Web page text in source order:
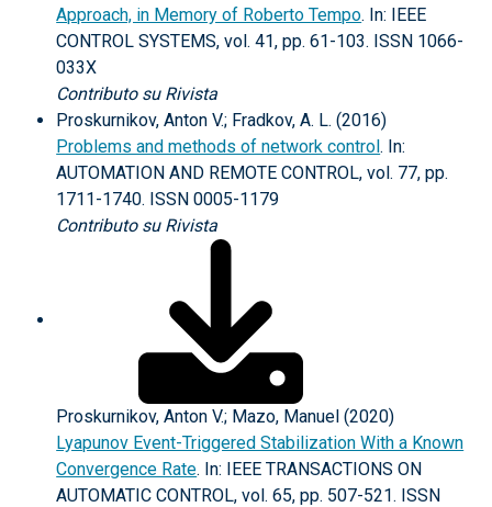
Approach, in Memory of Roberto Tempo. In: IEEE
CONTROL SYSTEMS, vol. 41, pp. 61-103. ISSN 1066-
033X
Contributo su Rivista
Proskurnikov, Anton V.; Fradkov, A. L. (2016)
Problems and methods of network control. In:
AUTOMATION AND REMOTE CONTROL, vol. 77, pp.
1711-1740. ISSN 0005-1179
Contributo su Rivista
Proskurnikov, Anton V.; Mazo, Manuel (2020)
Lyapunov Event-Triggered Stabilization With a Known
Convergence Rate. In: IEEE TRANSACTIONS ON
AUTOMATIC CONTROL, vol. 65, pp. 507-521. ISSN